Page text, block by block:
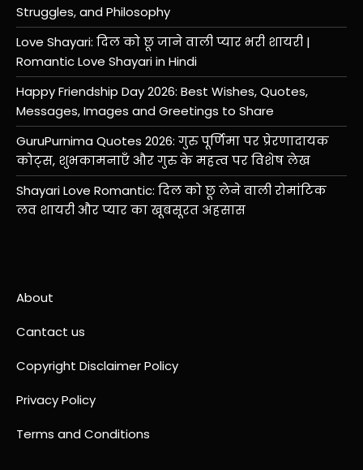
Struggles, and Philosophy
Love Shayari: दिल को छू जाने वाली प्यार भरी शायरी |
Romantic Love Shayari in Hindi
Happy Friendship Day 2026: Best Wishes, Quotes,
Messages, Images and Greetings to Share
GuruPurnima Quotes 2026: गुरु पूर्णिमा पर प्रेरणादायक
कोट्स, शुभकामनाएँ और गुरु के महत्व पर विशेष लेख
Shayari Love Romantic: दिल को छू लेने वाली रोमांटिक
लव शायरी और प्यार का खूबसूरत अहसास
About
Cantact us
Copyright Disclaimer Policy
Privacy Policy
Terms and Conditions